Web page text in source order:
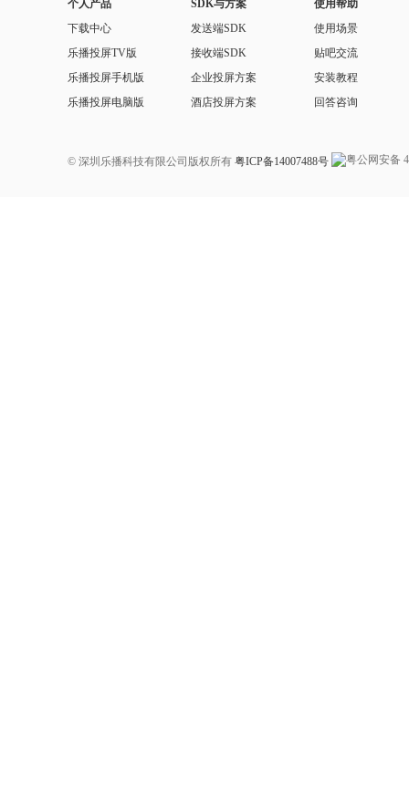
个人产品
下载中心
乐播投屏TV版
乐播投屏手机版
乐播投屏电脑版
SDK与方案
发送端SDK
接收端SDK
企业投屏方案
酒店投屏方案
使用帮助
使用场景
贴吧交流
安装教程
回答咨询
© 深圳乐播科技有限公司版权所有 粤ICP备14007488号